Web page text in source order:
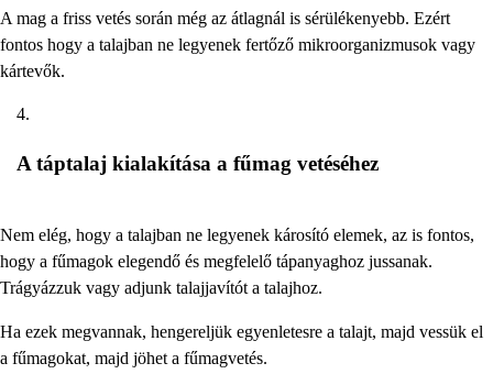
A mag a friss vetés során még az átlagnál is sérülékenyebb. Ezért
fontos hogy a talajban ne legyenek fertőző mikroorganizmusok vagy
kártevők.
A táptalaj kialakítása a fűmag vetéséhez
Nem elég, hogy a talajban ne legyenek károsító elemek, az is fontos,
hogy a fűmagok elegendő és megfelelő tápanyaghoz jussanak.
Trágyázzuk vagy adjunk talajjavítót a talajhoz.
Ha ezek megvannak, hengereljük egyenletesre a talajt, majd vessük el
a fűmagokat, majd jöhet a fűmagvetés.